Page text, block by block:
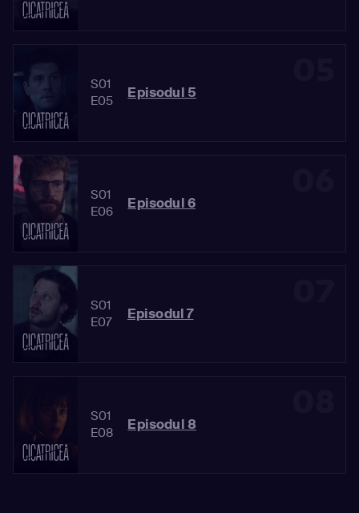
S01
E05
Episodul 5
S01
E06
Episodul 6
S01
E07
Episodul 7
S01
E08
Episodul 8